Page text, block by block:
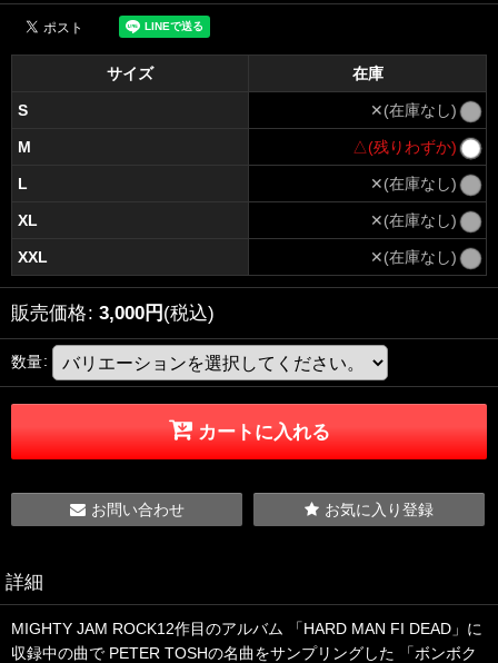
サイズ 在庫
S ✕(在庫なし)
M △(残りわずか)
L ✕(在庫なし)
XL ✕(在庫なし)
XXL ✕(在庫なし)
販売価格: 3,000円(税込)
数量:
カートに入れる
お問い合わせ お気に入り登録
詳細
MIGHTY JAM ROCK12作目のアルバム 「HARD MAN FI DEAD」に
収録中の曲で PETER TOSHの名曲をサンプリングした 「ボンボク